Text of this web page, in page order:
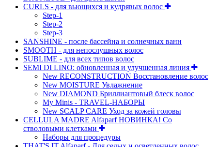
CURLS - для вьющихся и кудрявых волос
Step-1
Step-2
Step-3
SANSHINE - после бассейна и солнечных ванн
SMOOTH - для непослушных волос
SUBLIME - для всех типов волос
SEMI DI LINO: обновленная и улучшенная линия
New RECONSTRUCTION Восстановление волос
New MOISTURE Увлажнение
New DIAMOND Бриллиантовый блеск волос
My Minis - TRAVEL-НАБОРЫ
New SCALP CARE Уход за кожей головы
CELLULA MADRE Alfaparf НОВИНКА! Со
стволовыми клетками
Наборы для процедуры